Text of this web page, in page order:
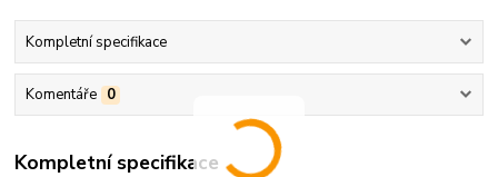
Kompletní specifikace
Komentáře 0
Kompletní specifikace